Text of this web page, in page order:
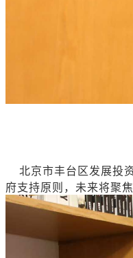
北京市丰台区发展投
府支持原则，未来将聚